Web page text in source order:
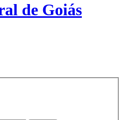
de Goiás